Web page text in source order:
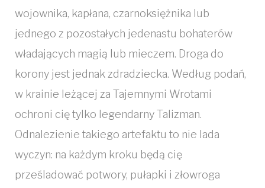
wojownika, kapłana, czarnoksiężnika lub
jednego z pozostałych jedenastu bohaterów
władających magią lub mieczem. Droga do
korony jest jednak zdradziecka. Według podań,
w krainie leżącej za Tajemnymi Wrotami
ochroni cię tylko legendarny Talizman.
Odnalezienie takiego artefaktu to nie lada
wyczyn: na każdym kroku będą cię
prześladować potwory, pułapki i złowroga